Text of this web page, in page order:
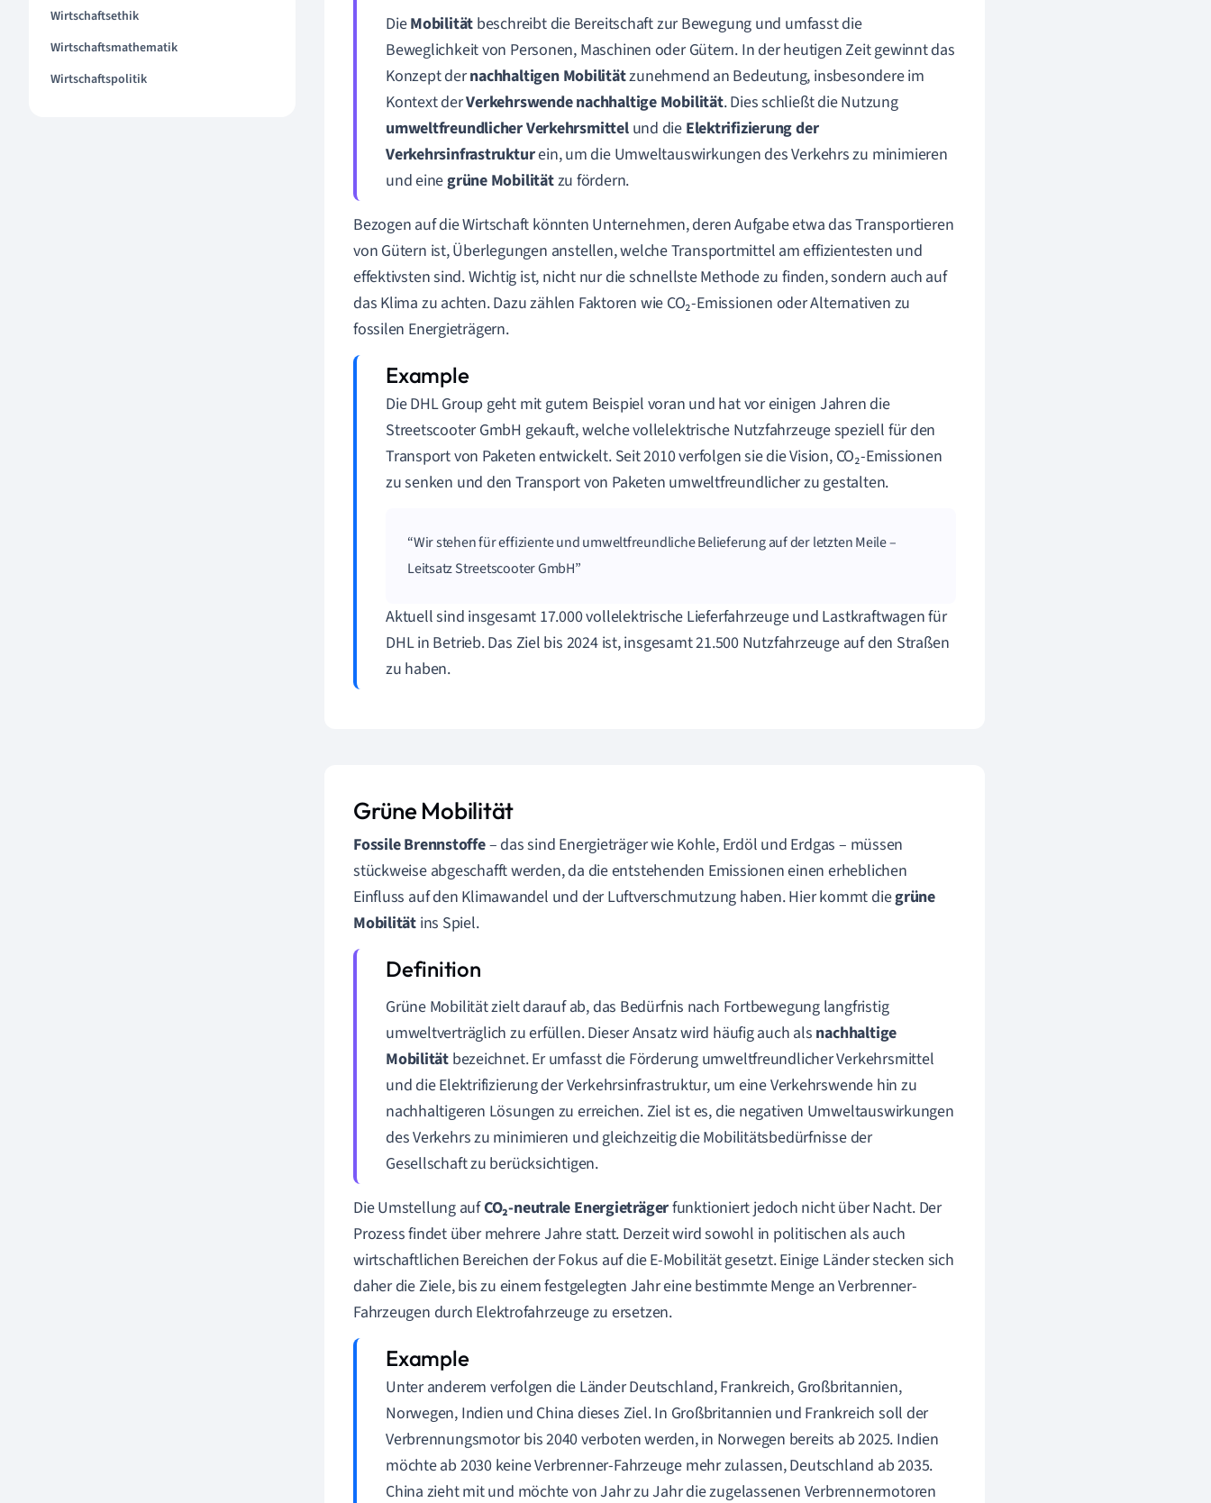
Wirtschaftsethik
Wirtschaftsmathematik
Wirtschaftspolitik
DieMobilität beschreibt die Bereitschaft zur Bewegung und umfasst die
Beweglichkeit von Personen, Maschinen oder Gütern. In der heutigen Zeit gewinnt das
Konzept dernachhaltigen Mobilitätzunehmend an Bedeutung, insbesondere im
Kontext derVerkehrswende nachhaltige Mobilität. Dies schließt die Nutzung
umweltfreundlicher Verkehrsmittelund die Elektrifizierung der
Verkehrsinfrastrukturein, um die Umweltauswirkungen des Verkehrs zu minimieren
und einegrüne Mobilitätzu fördern.
Bezogen auf die Wirtschaft könnten Unternehmen, deren Aufgabe etwa das Transportieren
von Gütern ist, Überlegungen anstellen, welche Transportmittel am effizientesten und
effektivsten sind. Wichtig ist, nicht nur die schnellste Methode zu finden, sondern auch auf
das Klima zu achten. Dazu zählen Faktoren wie CO₂-Emissionen oder Alternativen zu
fossilen Energieträgern.
Die DHL Group geht mit gutem Beispiel voran und hat vor einigen Jahren die
Streetscooter GmbH gekauft, welche vollelektrische Nutzfahrzeuge speziell für den
Transport von Paketen entwickelt. Seit 2010 verfolgen sie die Vision, CO₂-Emissionen
zu senken und den Transport von Paketen umweltfreundlicher zu gestalten.
Wir stehen für effiziente und umweltfreundliche Belieferung auf der letzten Meile –
Leitsatz Streetscooter GmbH
Aktuell sind insgesamt 17.000 vollelektrische Lieferfahrzeuge und Lastkraftwagen für
DHL in Betrieb. Das Ziel bis 2024 ist, insgesamt 21.500 Nutzfahrzeuge auf den Straßen
zu haben.
Grüne Mobilität
Fossile Brennstoffe– das sind Energieträger wie Kohle, Erdöl und Erdgas – müssen
stückweise abgeschafft werden, da die entstehenden Emissionen einen erheblichen
Einfluss auf den Klimawandel und der Luftverschmutzung haben. Hier kommt diegrüne
Mobilität ins Spiel.
Grüne Mobilität zielt darauf ab, das Bedürfnis nach Fortbewegung langfristig
umweltverträglich zu erfüllen. Dieser Ansatz wird häufig auch als nachhaltige
Mobilität bezeichnet. Er umfasst die Förderung umweltfreundlicher Verkehrsmittel
und die Elektrifizierung der Verkehrsinfrastruktur, um eine Verkehrswende hin zu
nachhaltigeren Lösungen zu erreichen. Ziel ist es, die negativen Umweltauswirkungen
des Verkehrs zu minimieren und gleichzeitig die Mobilitätsbedürfnisse der
Gesellschaft zu berücksichtigen.
Die Umstellung aufCO₂-neutrale Energieträgerfunktioniert jedoch nicht über Nacht. Der
Prozess findet über mehrere Jahre statt. Derzeit wird sowohl in politischen als auch
wirtschaftlichen Bereichen der Fokus auf die E-Mobilität gesetzt. Einige Länder stecken sich
daher die Ziele, bis zu einem festgelegten Jahr eine bestimmte Menge an Verbrenner-
Fahrzeugen durch Elektrofahrzeuge zu ersetzen.
Unter anderem verfolgen die Länder Deutschland, Frankreich, Großbritannien,
Norwegen, Indien und China dieses Ziel. In Großbritannien und Frankreich soll der
Verbrennungsmotor bis 2040 verboten werden, in Norwegen bereits ab 2025. Indien
möchte ab 2030 keine Verbrenner-Fahrzeuge mehr zulassen, Deutschland ab 2035.
China zieht mit und möchte von Jahr zu Jahr die zugelassenen Verbrennermotoren